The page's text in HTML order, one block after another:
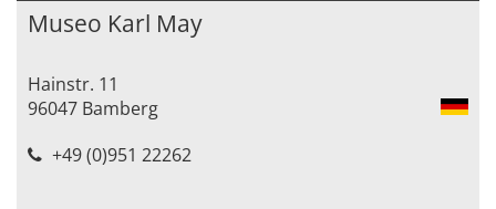
Museo Karl May
Hainstr. 11
96047 Bamberg
+49 (0)951 22262